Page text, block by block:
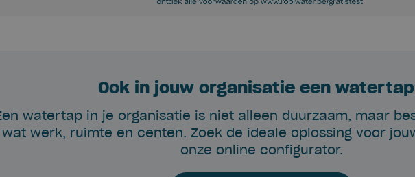
Ook in jouw organisatie een
watertap in je organisatie is niet alleen duurzaam, maar
wat werk, ruimte en centen. Zoek de ideale oplossing voor
onze online configurator.